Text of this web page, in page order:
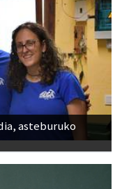
asteburuko